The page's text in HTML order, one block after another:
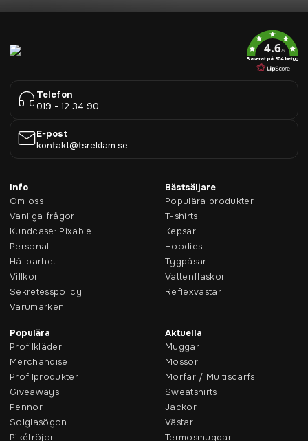
4.6/5
Baserat på 954 betyg
Telefon
019 - 12 34 90
E-post
kontakt@tsreklam.se
Info
Om oss
Vanliga frågor
Kundcase: Pixable
Personal
Hållbarhet
Villkor
Sekretesspolicy
Varumärken
Bästsäljare
Populära produkter
T-shirts
Kepsar
Hoodies
Tygpåsar
Vattenflaskor
Reflexvästar
Populära
Profilkläder
Merchandise
Profilprodukter
Giveaways
Pennor
Solglasögon
Pikétröjor
Aktuella
Muggar
Mössor
Morfar / Multiscarfs
Sweatshirts
Jackor
Västar
Termosmuggar